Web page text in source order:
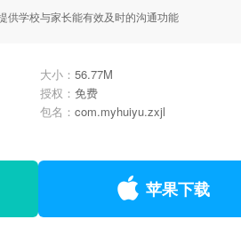
供学校与家长能有效及时的沟通功能
大小： 56.77M
授权： 免费
包名： com.myhuiyu.zxjl
苹果下载